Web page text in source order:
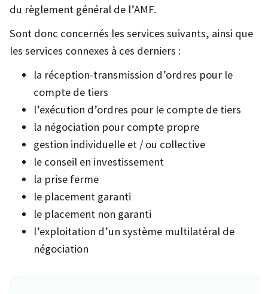
du règlement général de l’AMF.
Sont donc concernés les services suivants, ainsi que
les services connexes à ces derniers :
la réception-transmission d’ordres pour le
compte de tiers
l’exécution d’ordres pour le compte de tiers
la négociation pour compte propre
gestion individuelle et / ou collective
le conseil en investissement
la prise ferme
le placement garanti
le placement non garanti
l’exploitation d’un système multilatéral de
négociation